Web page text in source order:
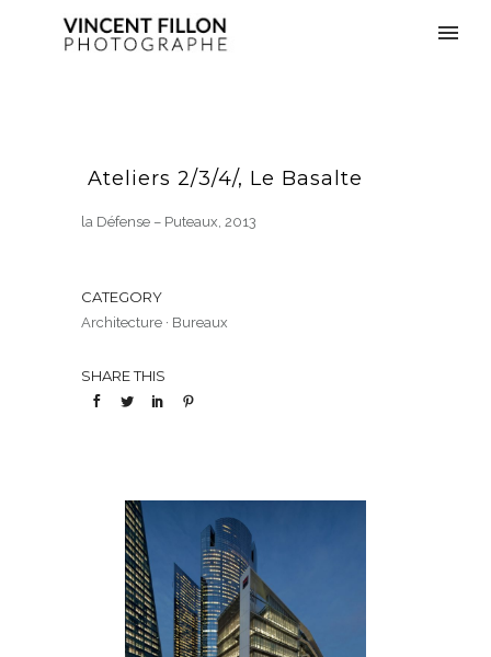
Ateliers 2/3/4/, Le Basalte
la Défense – Puteaux, 2013
CATEGORY
Architecture · Bureaux
SHARE THIS